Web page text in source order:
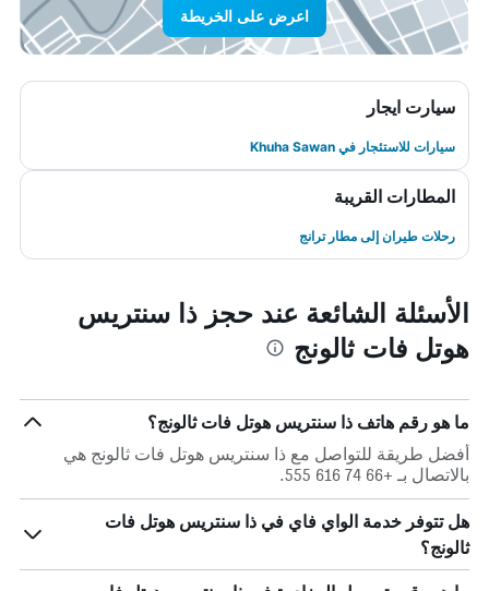
اعرض على الخريطة
سيارت ايجار
سيارات للاستئجار في Khuha Sawan
المطارات القريبة
رحلات طيران إلى مطار ترانج
الأسئلة الشائعة عند حجز ذا سنتريس
هوتل فات ثالونج
ما هو رقم هاتف ذا سنتريس هوتل فات ثالونج؟
أفضل طريقة للتواصل مع ذا سنتريس هوتل فات ثالونج هي
بالاتصال بـ +66 74 616 555.
هل تتوفر خدمة الواي فاي في ذا سنتريس هوتل فات
ثالونج؟